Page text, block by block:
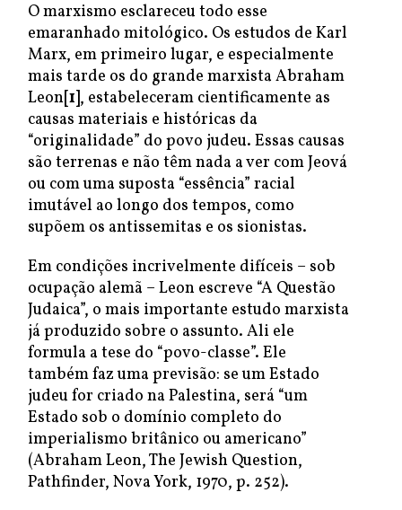
O marxismo esclareceu todo esse
emaranhado mitológico. Os estudos de Karl
Marx, em primeiro lugar, e especialmente
mais tarde os do grande marxista Abraham
Leon[1], estabeleceram cientificamente as
causas materiais e históricas da
“originalidade” do povo judeu. Essas causas
são terrenas e não têm nada a ver com Jeová
ou com uma suposta “essência” racial
imutável ao longo dos tempos, como
supõem os antissemitas e os sionistas.
Em condições incrivelmente difíceis – sob
ocupação alemã – Leon escreve “A Questão
Judaica”, o mais importante estudo marxista
já produzido sobre o assunto. Ali ele
formula a tese do “povo-classe”. Ele
também faz uma previsão: se um Estado
judeu for criado na Palestina, será “um
Estado sob o domínio completo do
imperialismo britânico ou americano”
(Abraham Leon, The Jewish Question,
Pathfinder, Nova York, 1970, p. 252).